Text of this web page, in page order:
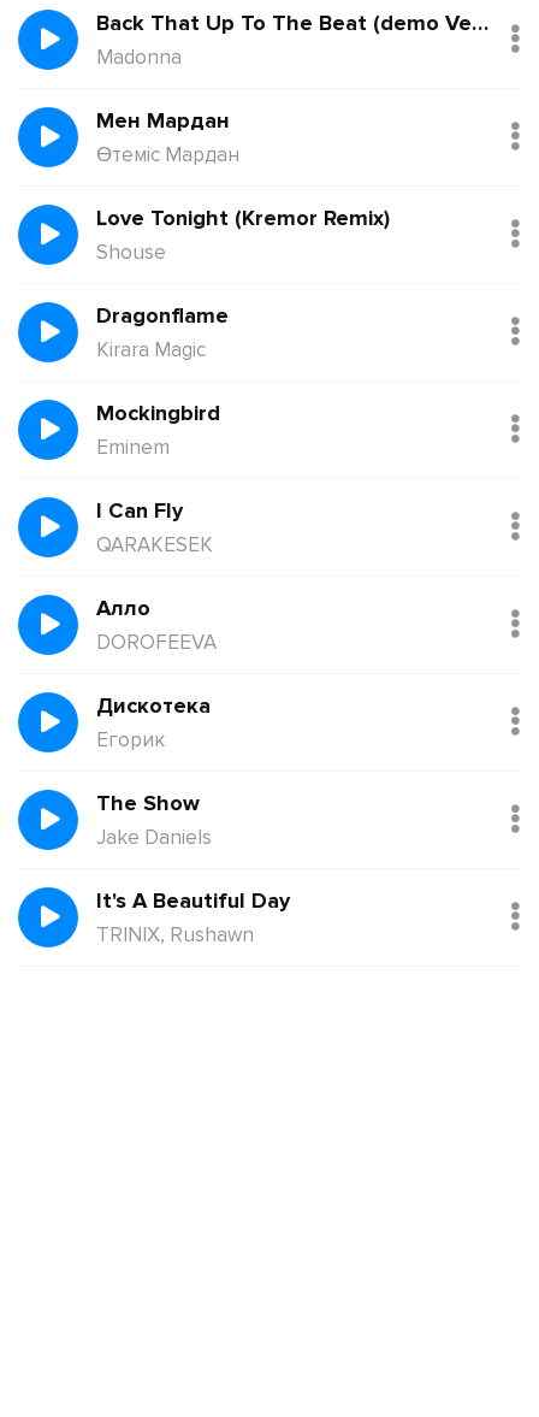
Back That Up To The Beat (demo Version)
Madonna
Мен Мардан
Өтеміс Мардан
Love Tonight (Kremor Remix)
Shouse
Dragonflame
Kirara Magic
Mockingbird
Eminem
I Can Fly
QARAKESEK
Алло
DOROFEEVA
Дискотека
Егорик
The Show
Jake Daniels
It's A Beautiful Day
TRINIX, Rushawn